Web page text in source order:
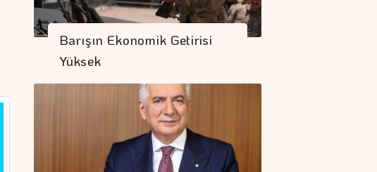
Barışın Ekonomik Getirisi
Yüksek